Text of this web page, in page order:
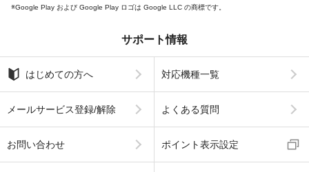
Google Play および Google Play ロゴは Google LLC の商標です。
サポート情報
はじめての方へ 対応機種一覧
メールサービス登録/解除 よくある質問
お問い合わせ ポイント表示設定